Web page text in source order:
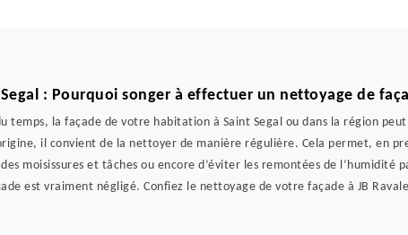
: Pourquoi songer à effectuer un nettoyage de
temps, la façade de votre habitation à Saint Segal ou dans la région
il convient de la nettoyer de manière régulière. Cela permet, en
moisissures et tâches ou encore d’éviter les remontées de l’humidité
est vraiment négligé. Confiez le nettoyage de votre façade à JB